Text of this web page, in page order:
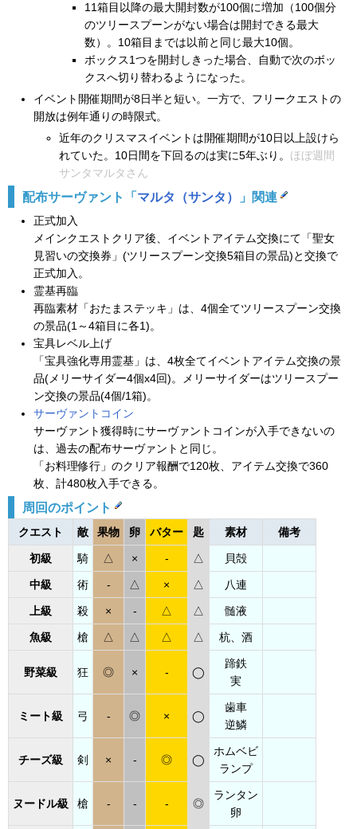
11箱目以降の最大開封数が100個に増加（100個分
のツリースプーンがない場合は開封できる最大
数）。10箱目までは以前と同じ最大10個。
ボックス1つを開封しきった場合、自動で次のボッ
クスへ切り替わるようになった。
イベント開催期間が8日半と短い。一方で、フリークエストの
開放は例年通りの時限式。
近年のクリスマスイベントは開催期間が10日以上設けら
れていた。10日間を下回るのは実に5年ぶり。 ほぼ週間
サンタマルタさん
配布サーヴァント「マルタ（サンタ） 」関連
正式加入
メインクエストクリア後、イベントアイテム交換にて「聖女
見習いの交換券」(ツリースプーン交換5箱目の景品)と交換で
正式加入。
霊基再臨
再臨素材「おたまステッキ」は、4個全てツリースプーン交換
の景品(1～4箱目に各1)。
宝具レベル上げ
「宝具強化専用霊基」は、4枚全てイベントアイテム交換の景
品(メリーサイダー4個x4回)。メリーサイダーはツリースプー
ン交換の景品(4個/1箱)。
サーヴァントコイン
サーヴァント獲得時にサーヴァントコインが入手できないの
は、過去の配布サーヴァントと同じ。
「お料理修行」のクリア報酬で120枚、アイテム交換で360
枚、計480枚入手できる。
周回のポイント
クエスト 敵 果物 卵 バター 匙 素材 備考
初級 騎 △ × - △ 貝殻
中級 術 - △ × △ 八連
上級 殺 × - △ △ 髄液
魚級 槍 △ △ △ △ 杭、酒
野菜級 狂 ◎ × - ◯
蹄鉄
実
ミート級 弓 - ◎ × ◯
歯車
逆鱗
チーズ級 剣 × - ◎ ◯
ホムベビ
ランプ
ヌードル級 槍 - - - ◎
ランタン
卵